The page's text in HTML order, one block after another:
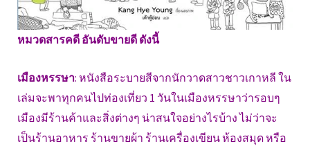
หมวดสารคดี อันดับขายดี ดังนี้
เมืองหรรษา: หนังสือระบายสีจากนักวาดสาวชาวเกาหลี ใน
เล่มจะพาทุกคนไปท่องเที่ยว 1 วันในเมืองหรรษาว่ารอบๆ
เมืองมีร้านค้าและสิ่งต่างๆ น่าสนใจอย่างไรบ้าง ไม่ว่าจะ
เป็นร้านอาหาร ร้านขายผ้า ร้านเครื่องเขียน ห้องสมุด หรือ